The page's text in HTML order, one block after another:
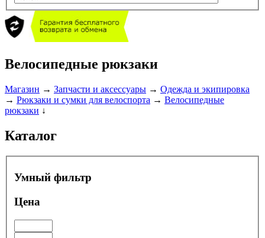
Велосипедные рюкзаки
Магазин → Запчасти и аксессуары → Одежда и экипировка
→ Рюкзаки и сумки для велоспорта → Велосипедные
рюкзаки ↓
Каталог
Умный фильтр
Цена